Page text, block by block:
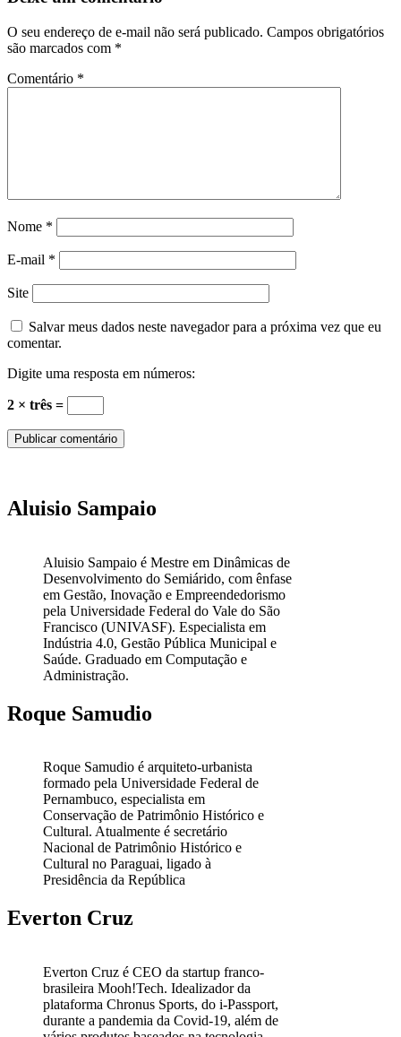
O seu endereço de e-mail não será publicado. Campos obrigatórios
são marcados com *
Comentário *
Nome *
E-mail *
Site
Salvar meus dados neste navegador para a próxima vez que eu
comentar.
Digite uma resposta em números:
2 × três =
Aluisio Sampaio
Aluisio Sampaio é Mestre em Dinâmicas de
Desenvolvimento do Semiárido, com ênfase
em Gestão, Inovação e Empreendedorismo
pela Universidade Federal do Vale do São
Francisco (UNIVASF). Especialista em
Indústria 4.0, Gestão Pública Municipal e
Saúde. Graduado em Computação e
Administração.
Roque Samudio
Roque Samudio é arquiteto-urbanista
formado pela Universidade Federal de
Pernambuco, especialista em
Conservação de Patrimônio Histórico e
Cultural. Atualmente é secretário
Nacional de Patrimônio Histórico e
Cultural no Paraguai, ligado à
Presidência da República
Everton Cruz
Everton Cruz é CEO da startup franco-
brasileira Mooh!Tech. Idealizador da
plataforma Chronus Sports, do i-Passport,
durante a pandemia da Covid-19, além de